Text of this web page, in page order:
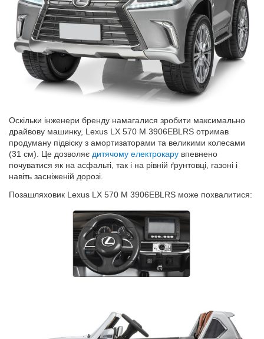
Оскільки інженери бренду намагалися зробити максимально
драйвову машинку, Lexus LX 570 M 3906EBLRS отримав
продуману підвіску з амортизаторами та великими колесами
(31 см). Це дозволяєдитячому електрокару впевнено
почуватися як на асфальті, так і на рівній ґрунтовці, газоні і
навіть засніженій дорозі.
Позашляховик Lexus LX 570 M 3906EBLRS може похвалитися: